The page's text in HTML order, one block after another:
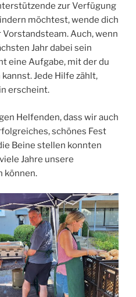
zur Verfügung
möchtest, wende dich
Auch, wenn
Jahr dabei sein
eine Aufgabe, mit der du
Jede Hilfe zählt,
erscheint.
Helfenden, dass wir auch
schönes Fest
Beine stellen konnten
Jahre unsere
können.